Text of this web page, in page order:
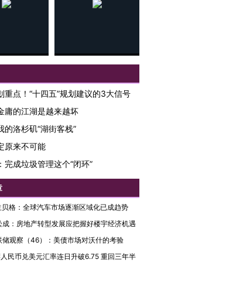
重点！“十四五”规划建议的3大信号
庸的江湖是越来越坏
的洛杉矶“湖街客栈”
原来不可能
完成垃圾管理这个“闭环”
贝格：全球汽车市场逐渐区域化已成趋势
成：房地产转型发展应把握好楼宇经济机遇
储观察（46）：美债市场对沃什的考验
民币兑美元汇率连日升破6.75 重回三年半